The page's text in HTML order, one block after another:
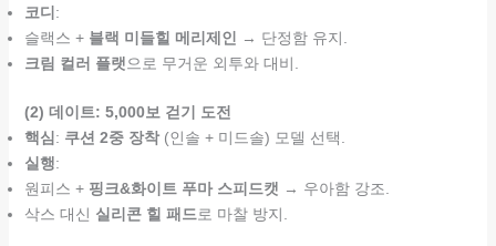
코디:
슬랙스 + 블랙 미들힐 메리제인 → 단정함 유지.
크림 컬러 플랫으로 무거운 외투와 대비.
(2) 데이트: 5,000보 걷기 도전
핵심: 쿠션 2중 장착(인솔 + 미드솔) 모델 선택.
실행:
원피스 + 핑크&화이트 푸마 스피드캣 → 우아함 강조.
삭스 대신 실리콘 힐 패드로 마찰 방지.